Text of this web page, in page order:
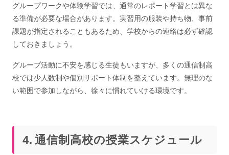
グループワークや体験学習では、通常のレポート学習とは異な
る準備が必要な場合があります。実習用の服装や持ち物、事前
課題が指定されることもあるため、学校からの連絡は必ず確認
しておきましょう。
グループ活動に不安を感じる生徒もいますが、多くの通信制高
校では少人数制や個別サポート体制を整えています。無理のな
い範囲で参加しながら、徐々に慣れていける環境です。
通信制高校の授業スケジュール